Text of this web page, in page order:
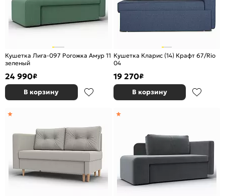
Кушетка Лига-097 Рогожка Амур 11
зеленый
24 990₽
В корзину
Кушетка Кларис (14) Крафт 67/Rio
04
19 270₽
В корзину